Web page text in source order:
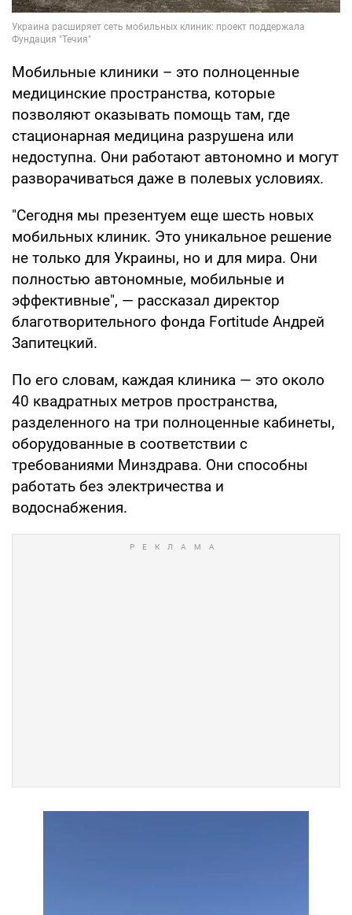
Мобильные клиники – это полноценные
медицинские пространства, которые
позволяют оказывать помощь там, где
стационарная медицина разрушена или
недоступна. Они работают автономно и могут
разворачиваться даже в полевых условиях.
"Сегодня мы презентуем еще шесть новых
мобильных клиник. Это уникальное решение
не только для Украины, но и для мира. Они
полностью автономные, мобильные и
эффективные", — рассказал директор
благотворительного фонда Fortitude Андрей
Запитецкий.
По его словам, каждая клиника — это около
40 квадратных метров пространства,
разделенного на три полноценные кабинеты,
оборудованные в соответствии с
требованиями Минздрава. Они способны
работать без электричества и
водоснабжения.